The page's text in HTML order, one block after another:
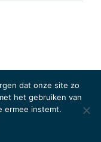
dat onze site zo
het gebruiken van
ermee instemt.